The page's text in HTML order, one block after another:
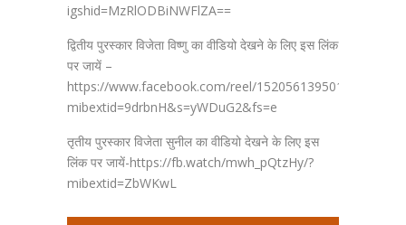
igshid=MzRlODBiNWFlZA==
द्वितीय पुरस्कार विजेता विष्णु का वीडियो देखने के लिए इस लिंक
पर जायें –
https://www.facebook.com/reel/1520561395015292?
mibextid=9drbnH&s=yWDuG2&fs=e
तृतीय पुरस्कार विजेता सुनील का वीडियो देखने के लिए इस
लिंक पर जायें-https://fb.watch/mwh_pQtzHy/?
mibextid=ZbWKwL